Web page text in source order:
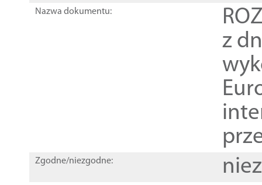
Nazwa dokumentu:
z
Zgodne/niezgodne: